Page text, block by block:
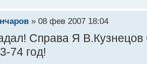
» 08 фев 2007 18:04
Справа Я
74 год!